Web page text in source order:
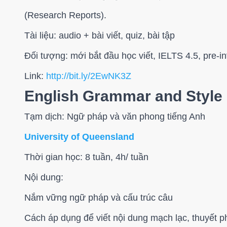
(Research Reports).
Tài liệu: audio + bài viết, quiz, bài tập
Đối tượng: mới bắt đầu học viết, IELTS 4.5, pre-
Link: http://bit.ly/2EwNK3Z
English Grammar and Style
Tạm dịch: Ngữ pháp và văn phong tiếng Anh
University of Queensland
Thời gian học: 8 tuần, 4h/ tuần
Nội dung:
Nắm vững ngữ pháp và cấu trúc câu
Cách áp dụng để viết nội dung mạch lạc, thuyết